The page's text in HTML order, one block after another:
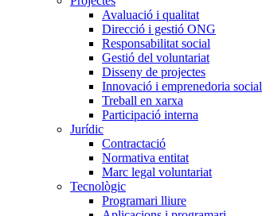
Avaluació i qualitat
Direcció i gestió ONG
Responsabilitat social
Gestió del voluntariat
Disseny de projectes
Innovació i emprenedoria social
Treball en xarxa
Participació interna
Jurídic
Contractació
Normativa entitat
Marc legal voluntariat
Tecnològic
Programari lliure